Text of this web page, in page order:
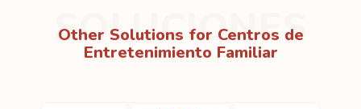
SOLUCIONES
Other Solutions for Centros de
Entretenimiento Familiar